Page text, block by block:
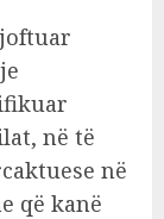
në të
në
që kanë